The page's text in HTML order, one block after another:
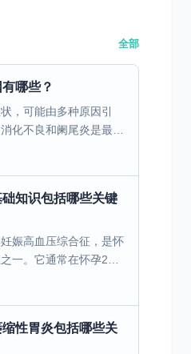
全部
哪些？
，可能由多种原因引
化不良和阑尾炎是最常
是由病毒、细菌或寄生
知识包括哪些关键
娠高血压综合征，是怀
一。它通常在怀孕20
血压，伴或不伴蛋白
性胃炎包括哪些关